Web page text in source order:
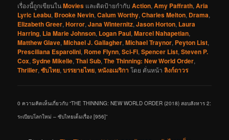
เรื่องนี้ถูกเขียนในMovies และติดป้ายกำกับAction,Amy Paffrath,Aria
Lyric Leabu, Brooke Nevin,Calum Worthy,Charles Melton, Drama,
Elizabeth Greer,Horror,Jana Winternitz,Jason Horton, Laura
Harring, Lia Marie Johnson, Logan Paul,Marcel Nahapetian,
Matthew Glave,Michael J. Gallagher,Michael Traynor, Peyton List,
Presciliana Esparolini, Rome Flynn,Sci-Fi,Spencer List,Steven P.
Cox,Sydne Mikelle,Thai Sub,The Thinning: New World Order,
Thriller,ซับไทย,บรรยายไทย,หนังอเมริกา โดย คั่นหน้าลิงก์ถาวร
0 ความคิดเห็นเกี่ยวกับ “THE THINNING: NEW WORLD ORDER (2018) สอบสังหาร 2:
ระเบียบโลกใหม่ – ซับไทยเต็มเรื่อง [956]”